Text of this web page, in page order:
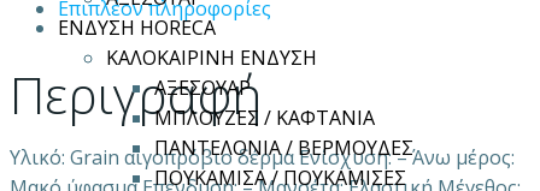
ΕΝΔΥΣΗ HORECA
ΚΑΛΟΚΑΙΡΙΝΗ ΕΝΔΥΣΗ
ΑΞΕΣΟΥΑΡ
ΜΠΛΟΥΖΕΣ / ΚΑΦΤΑΝΙΑ
ΠΑΝΤΕΛΟΝΙΑ / ΒΕΡΜΟΥΔΕΣ
ΠΟΥΚΑΜΙΣΑ / ΠΟΥΚΑΜΙΣΕΣ
ποσότηταΕπιπλέον πληροφορίες
Περιγραφή
Υλικό: Grain αιγοπρόβιο δέρμα Ενίσχυση: – Άνω μέρος: